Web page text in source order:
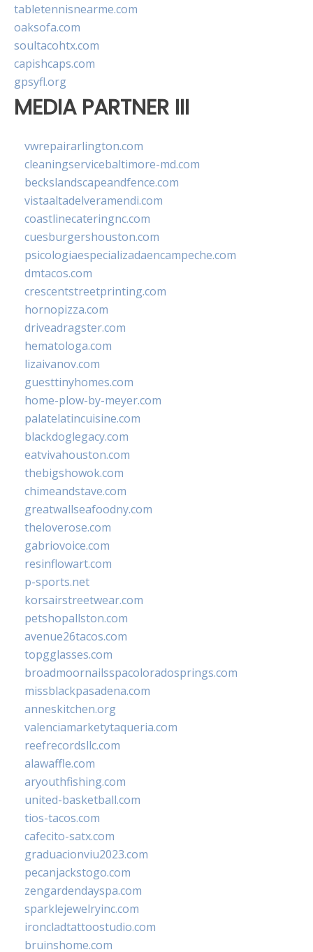
tabletennisnearme.com
oaksofa.com
soultacohtx.com
capishcaps.com
gpsyfl.org
MEDIA PARTNER III
vwrepairarlington.com
cleaningservicebaltimore-md.com
beckslandscapeandfence.com
vistaaltadelveramendi.com
coastlinecateringnc.com
cuesburgershouston.com
psicologiaespecializadaencampeche.com
dmtacos.com
crescentstreetprinting.com
hornopizza.com
driveadragster.com
hematologa.com
lizaivanov.com
guesttinyhomes.com
home-plow-by-meyer.com
palatelatincuisine.com
blackdoglegacy.com
eatvivahouston.com
thebigshowok.com
chimeandstave.com
greatwallseafoodny.com
theloverose.com
gabriovoice.com
resinflowart.com
p-sports.net
korsairstreetwear.com
petshopallston.com
avenue26tacos.com
topgglasses.com
broadmoornailsspacoloradosprings.com
missblackpasadena.com
anneskitchen.org
valenciamarketytaqueria.com
reefrecordsllc.com
alawaffle.com
aryouthfishing.com
united-basketball.com
tios-tacos.com
cafecito-satx.com
graduacionviu2023.com
pecanjackstogo.com
zengardendayspa.com
sparklejewelryinc.com
ironcladtattoostudio.com
bruinshome.com